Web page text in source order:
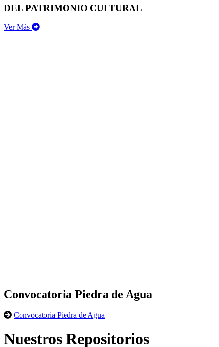
DEL PATRIMONIO CULTURAL
Ver Más
Convocatoria Piedra de Agua
Convocatoria Piedra de Agua
Nuestros Repositorios